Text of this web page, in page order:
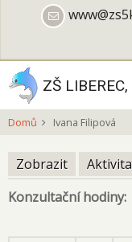
obsahu
ZŠ
Domů Ivana Filipová
Hlavní
záložky
Zobrazit(aktivní
záložka)
Aktivita
Konzultační hodiny